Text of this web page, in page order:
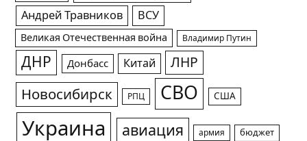
Андрей Травников ВСУ
Великая Отечественная война Владимир Путин
ДНР Донбасс Китай ЛНР
Новосибирск РПЦ СВО США
Украина авиация армия бюджет